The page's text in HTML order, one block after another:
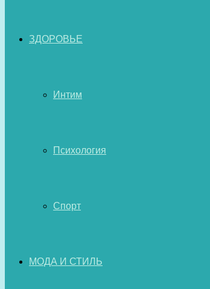
ЗДОРОВЬЕ
Интим
Психология
Спорт
МОДА И СТИЛЬ